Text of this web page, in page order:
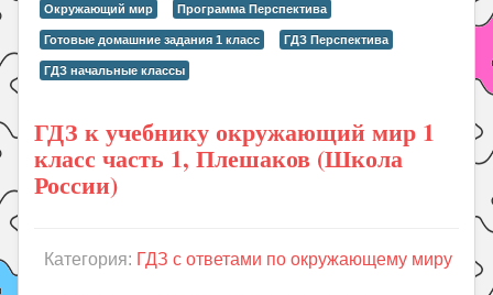
Окружающий мир Программа Перспектива
Готовые домашние задания 1 класс ГДЗ Перспектива
ГДЗ начальные классы
ГДЗ к учебнику окружающий мир 1
класс часть 1, Плешаков (Школа
России)
Категория: ГДЗ с ответами по окружающему миру